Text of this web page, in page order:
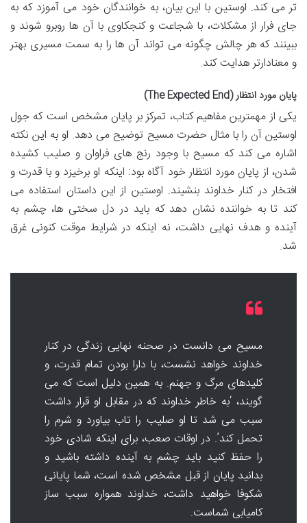
تر می کند. اوستین با این بیان، به خوانندگان خود می آموزد که به
جای فرار از مشکلات، با شجاعت و کنجکاوی با آن ها روبرو شوند و
ببینند که هر چالش چگونه می تواند آن ها را به سمت مسیری بهتر
و معنادارتر هدایت کند.
پایان مورد انتظار (The Expected End)
یکی از مهمترین مفاهیم کتاب، تمرکز بر پایان مشخص است که جول
اوستین آن را با مثال حضرت مسیح توضیح می دهد. او به این نکته
اشاره می کند که مسیح با وجود رنج های فراوان و صلیب کشیده
شدن، از پایان مورد انتظار خود آگاه بود: اینکه او برخیزد و با قدرت و
افتخار در کنار خداوند بنشیند. اوستین از این داستان استفاده می
کند تا به خواننده نشان دهد که باید در دل سختی ها، چشم به
آینده و هدف نهایی داشت، نه اینکه در شرایط موقت کنونی غرق
شد.
مسیح می دانست در صحنه نهایی زندگی در کنار
خداوند خواهد نشست، با دارا بودن تمام قدرت، و
کلیدهای مرگ و جهنم. به همین دلیل است که می
گویند، ‘به خاطر خداوند که در مقابل او قرار داشت
سبب می شد تا او صلیب را تاب بیاورد و شرم را
تحمل کند’. در اوقات صعب، برای اینکه شادی خود
را حفظ کنید باید چشم به آینده داشته باشید و
بدانید پایان از قبل مشخص شده است، شما پایانی
شکوفا خواهید داشت، خداوند همواره سبب ساز
کامیابی شماست.